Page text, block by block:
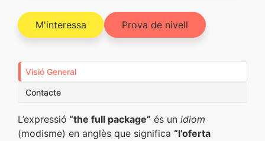
M'interessa Prova de nivell
Visió General
Contacte
L’expressió “the full package” és un idiom
(modisme) en anglès que significa “l’oferta